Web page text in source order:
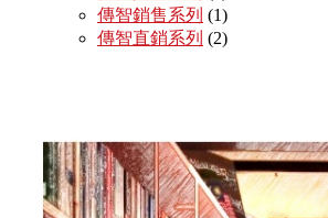
傳智銷售系列 (1)
傳智直銷系列 (2)